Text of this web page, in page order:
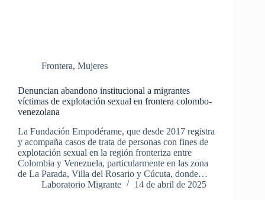
Frontera, Mujeres
Denuncian abandono institucional a migrantes
víctimas de explotación sexual en frontera colombo-
venezolana
La Fundación Empodérame, que desde 2017 registra
y acompaña casos de trata de personas con fines de
explotación sexual en la región fronteriza entre
Colombia y Venezuela, particularmente en las zona
de La Parada, Villa del Rosario y Cúcuta, donde…
Laboratorio Migrante
14 de abril de 2025